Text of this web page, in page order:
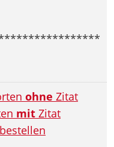
ohne Zitat
mit Zitat